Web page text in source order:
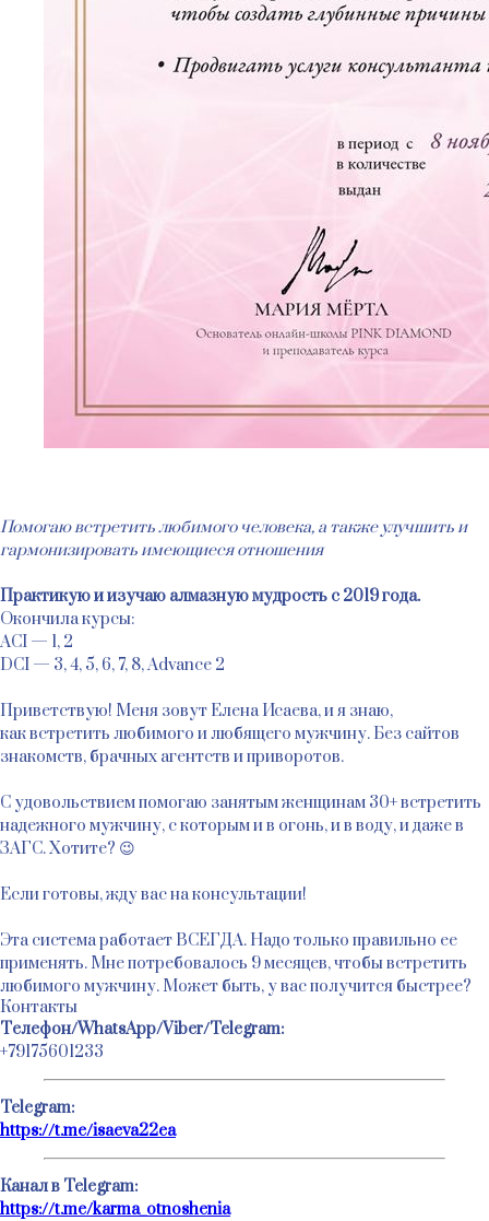
Помогаю встретить любимого человека, а также улучшить и
гармонизировать имеющиеся отношения
Практикую и изучаю алмазную мудрость с 2019 года.
Окончила курсы:
ACI — 1, 2
DCI — 3, 4, 5, 6, 7, 8, Advance 2
Приветствую! Меня зовут Елена Исаева, и я знаю,
как встретить любимого и любящего мужчину. Без сайтов
знакомств, брачных агентств и приворотов.
С удовольствием помогаю занятым женщинам 30+ встретить
надежного мужчину, с которым и в огонь, и в воду, и даже в
ЗАГС. Хотите? 😉
Если готовы, жду вас на консультации!
Эта система работает ВСЕГДА. Надо только правильно ее
применять. Мне потребовалось 9 месяцев, чтобы встретить
любимого мужчину. Может быть, у вас получится быстрее?
Контакты
Tелефон/WhatsApp/Viber/Telegram:
+79175601233
Telegram:
https://t.me/isaeva22ea
Канал в Telegram:
https://t.me/karma_otnoshenia